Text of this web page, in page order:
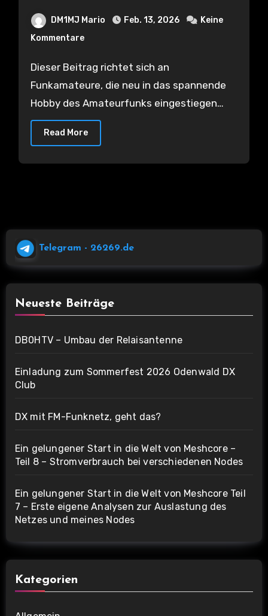
DM1MJ Mario Feb. 13, 2026
Keine
Kommentare
Dieser Beitrag richtet sich an
Funkamateure, die neu in das spannende
Hobby des Amateurfunks eingestiegen…
Read More
Telegram - 26269.de
Neueste Beiträge
DB0HTV – Umbau der Relaisantenne
Einladung zum Sommerfest 2026 Odenwald DX
Club
DX mit FM-Funknetz, geht das?
Ein gelungener Start in die Welt von Meshcore –
Teil 8 – Stromverbrauch bei verschiedenen Nodes
Ein gelungener Start in die Welt von Meshcore Teil
7 – Erste eigene Analysen zur Auslastung des
Netzes und meines Nodes
Kategorien